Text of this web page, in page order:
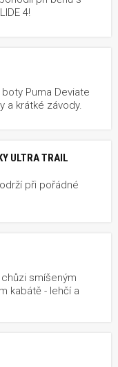
4!
Puma Deviate
a krátké závody.
ULTRA TRAIL
při pořádné
smíšeným
kabátě - lehčí a